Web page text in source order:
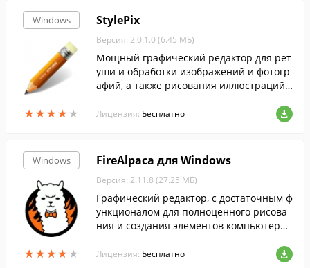
Windows
★★★★ ★
★★★★ ★
StylePix
Версия: 2.0.1.0 (6.45 МБ)
Мощный графический редактор для рет
уши и обработки изображений и фотогр
афий, а также рисования иллюстраций с
Лицензия: Бесплатно
Windows
★★★★ ★
★★★★ ★
FireAlpaca для Windows
Версия: 2.11.8 (27.25 МБ)
Графический редактор, с достаточным ф
ункционалом для полноценного рисова
ния и создания элементов компьютерно
Лицензия: Бесплатно